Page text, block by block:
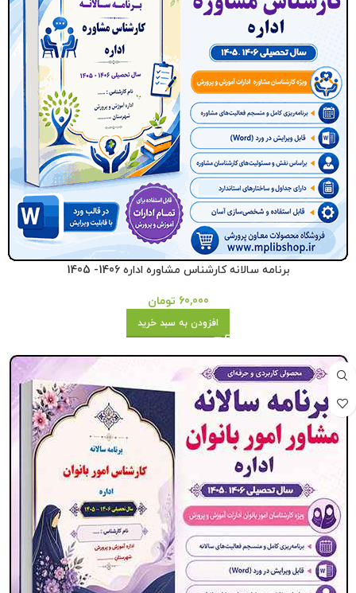
برنامه سالانه کارشناس مشاوره اداره 1406- 1405
60,000 تومان
افزودن به سبد خرید